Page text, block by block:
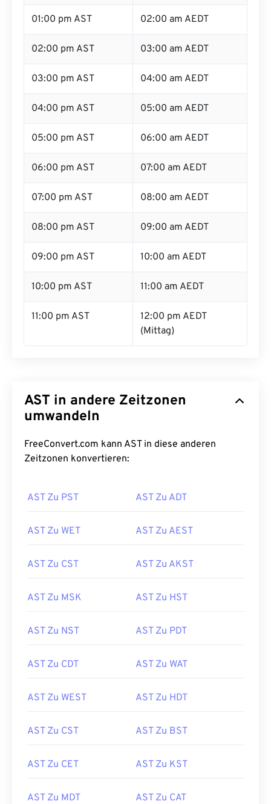
01:00 pm AST 02:00 am AEDT
02:00 pm AST 03:00 am AEDT
03:00 pm AST 04:00 am AEDT
04:00 pm AST 05:00 am AEDT
05:00 pm AST 06:00 am AEDT
06:00 pm AST 07:00 am AEDT
07:00 pm AST 08:00 am AEDT
08:00 pm AST 09:00 am AEDT
09:00 pm AST 10:00 am AEDT
10:00 pm AST 11:00 am AEDT
11:00 pm AST
12:00 pm AEDT
(Mittag)
AST in andere Zeitzonen
umwandeln
FreeConvert.com kann AST in diese anderen
Zeitzonen konvertieren:
AST Zu PST AST Zu ADT
AST Zu WET AST Zu AEST
AST Zu CST AST Zu AKST
AST Zu MSK AST Zu HST
AST Zu NST AST Zu PDT
AST Zu CDT AST Zu WAT
AST Zu WEST AST Zu HDT
AST Zu CST AST Zu BST
AST Zu CET AST Zu KST
AST Zu MDT AST Zu CAT